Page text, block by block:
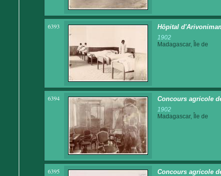
6393 Hôpital
1902
Madagascar, Île de
6394 Concours agricole
1902
Madagascar, Île de
6395 Concours agricole